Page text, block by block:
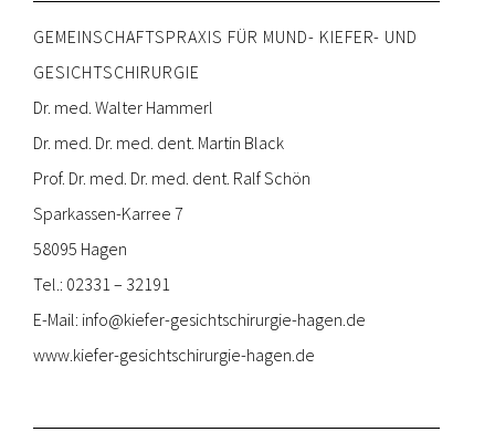
GEMEINSCHAFTSPRAXIS FÜR MUND- KIEFER- UND
GESICHTSCHIRURGIE
Dr. med. Walter Hammerl
Dr. med. Dr. med. dent. Martin Black
Prof. Dr. med. Dr. med. dent. Ralf Schön
Sparkassen-Karree 7
58095 Hagen
Tel.: 02331 – 32191
E-Mail: info@kiefer-gesichtschirurgie-hagen.de
www.kiefer-gesichtschirurgie-hagen.de